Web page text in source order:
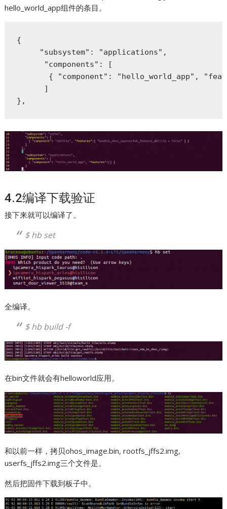
hello_world_app组件的条目。
{
     "subsystem": "applications",
      "components": [
{ "component": "hello_world_app",
      ]
},
4.2编译下载验证
接下来就可以编译了。
$ hb set
全编译。
$ hb build -f
在bin文件就会有helloworld应用。
和以前一样，拷贝ohos_image.bin, rootfs_jffs2.img,
userfs_jffs2.img三个文件是。
然后把固件下载到板子中。